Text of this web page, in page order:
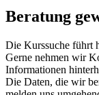
Beratung
Die Kurssuche führt
Gerne nehmen wir
Informationen
Die Daten, die wir